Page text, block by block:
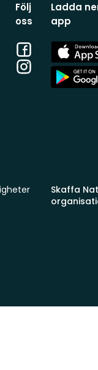
Följ
oss
Facebook
Instagram
Ladda
app
App
Store
App
Store
Skaffa